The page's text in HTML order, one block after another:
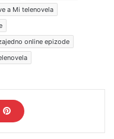
a Mi telenovela
online epizode